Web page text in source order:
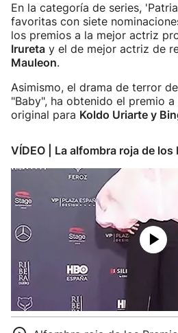
En la categoría de series,
favoritas con siete
los premios a la mejor actriz
Irureta y el de mejor actriz de
Mauleon.
Asimismo, el drama de terror
"Baby", ha obtenido el premio
original para Koldo Uriarte y
VÍDEO | La alfombra roja de los